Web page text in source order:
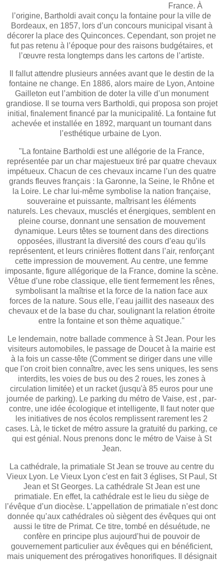
France. À
l’origine, Bartholdi avait conçu la fontaine pour la ville de
Bordeaux, en 1857, lors d’un concours municipal visant à
décorer la place des Quinconces. Cependant, son projet ne
fut pas retenu à l’époque pour des raisons budgétaires, et
l’œuvre resta longtemps dans les cartons de l’artiste.
Il fallut attendre plusieurs années avant que le destin de la
fontaine ne change. En 1886, alors maire de Lyon, Antoine
Gailleton eut l’ambition de doter la ville d’un monument
grandiose. Il se tourna vers Bartholdi, qui proposa son projet
initial, finalement financé par la municipalité. La fontaine fut
achevée et installée en 1892, marquant un tournant dans
l’esthétique urbaine de Lyon.
"La fontaine Bartholdi est une allégorie de la France,
représentée par un char majestueux tiré par quatre chevaux
impétueux. Chacun de ces chevaux incarne l’un des quatre
grands fleuves français : la Garonne, la Seine, le Rhône et
la Loire. Le char lui-même symbolise la nation française,
souveraine et puissante, maîtrisant les éléments
naturels. Les chevaux, musclés et énergiques, semblent en
pleine course, donnant une sensation de mouvement
dynamique. Leurs têtes se tournent dans des directions
opposées, illustrant la diversité des cours d’eau qu’ils
représentent, et leurs crinières flottent dans l’air, renforçant
cette impression de mouvement. Au centre, une femme
imposante, figure allégorique de la France, domine la scène.
Vêtue d’une robe classique, elle tient fermement les rênes,
symbolisant la maîtrise et la force de la nation face aux
forces de la nature. Sous elle, l’eau jaillit des naseaux des
chevaux et de la base du char, soulignant la relation étroite
entre la fontaine et son thème aquatique."
Le lendemain, notre ballade commence à St Jean. Pour les
visiteurs automobiles, le passage de Doucet à la mairie est
à la fois un casse-tête (Comment se diriger dans une ville
que l'on croit bien connaître, avec les sens uniques, les sens
interdits, les voies de bus ou des 2 roues, les zones à
circulation limitée) et un racket (jusqu'à 85 euros pour une
journée de parking). Le parking du métro de Vaise, est , par-
contre, une idée écologique et intelligente, Il faut noter que
les initiatives de nos écolos remplissent rarement les 2
cases. Là, le ticket de métro assure la gratuité du parking, ce
qui est génial. Nous prenons donc le métro de Vaise à St
Jean.
La cathédrale, la primatiale St Jean se trouve au centre du
Vieux Lyon. Le Vieux Lyon c'est en fait 3 églises, St Paul, St
Jean et St Georges. La cathédrale St Jean est une
primatiale. En effet, la cathédrale est le lieu du siège de
l’évêque d’un diocèse. L’appellation de primatiale n’est donc
donnée qu’aux cathédrales où siègent des évêques qui ont
aussi le titre de Primat. Ce titre, tombé en désuétude, ne
confère en principe plus aujourd’hui de pouvoir de
gouvernement particulier aux évêques qui en bénéficient,
mais uniquement des prérogatives honorifiques. Il désignait